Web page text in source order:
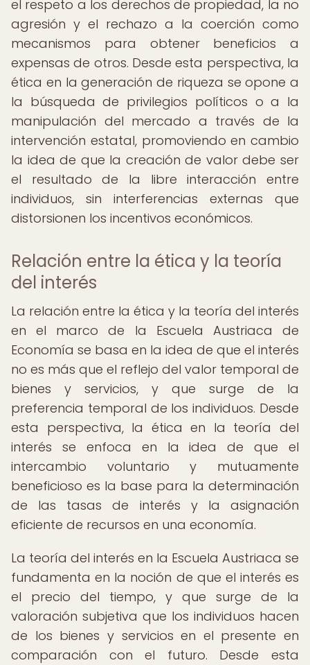
el respeto a los derechos de propiedad, la no
agresión y el rechazo a la coerción como
mecanismos para obtener beneficios a
expensas de otros. Desde esta perspectiva, la
ética en la generación de riqueza se opone a
la búsqueda de privilegios políticos o a la
manipulación del mercado a través de la
intervención estatal, promoviendo en cambio
la idea de que la creación de valor debe ser
el resultado de la libre interacción entre
individuos, sin interferencias externas que
distorsionen los incentivos económicos.
Relación entre la ética y la teoría
del interés
La relación entre la ética y la teoría del interés
en el marco de la Escuela Austriaca de
Economía se basa en la idea de que el interés
no es más que el reflejo del valor temporal de
bienes y servicios, y que surge de la
preferencia temporal de los individuos. Desde
esta perspectiva, la ética en la teoría del
interés se enfoca en la idea de que el
intercambio voluntario y mutuamente
beneficioso es la base para la determinación
de las tasas de interés y la asignación
eficiente de recursos en una economía.
La teoría del interés en la Escuela Austriaca se
fundamenta en la noción de que el interés es
el precio del tiempo, y que surge de la
valoración subjetiva que los individuos hacen
de los bienes y servicios en el presente en
comparación con el futuro. Desde esta